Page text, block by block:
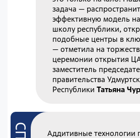
задача —
эффективную модель
школу республики,
подобные центры в
— отметила на
церемонии открытия
заместитель
правительства
РеспубликиТатьяна
Аддитивные технологии